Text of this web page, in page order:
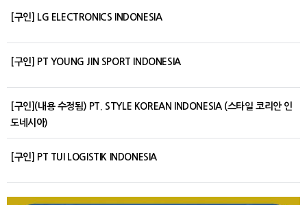
[구인] LG ELECTRONICS INDONESIA
[구인] PT YOUNG JIN SPORT INDONESIA
[구인](내용 수정됨) PT. STYLE KOREAN INDONESIA (스타일 코리안 인
도네시아)
[구인] PT TUI LOGISTIK INDONESIA